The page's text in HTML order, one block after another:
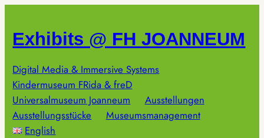
springen
Exhibits @ FH JOANNEUM
Digital Media & Immersive Systems
Kindermuseum FRida & freD
Universalmuseum Joanneum
Ausstellungen
Ausstellungsstücke
Museumsmanagement
English